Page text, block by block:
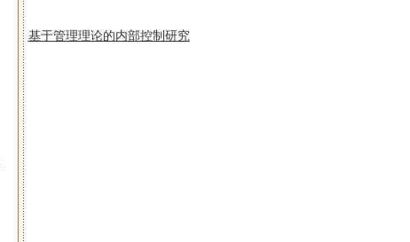
基于管理理论的内部控制研究